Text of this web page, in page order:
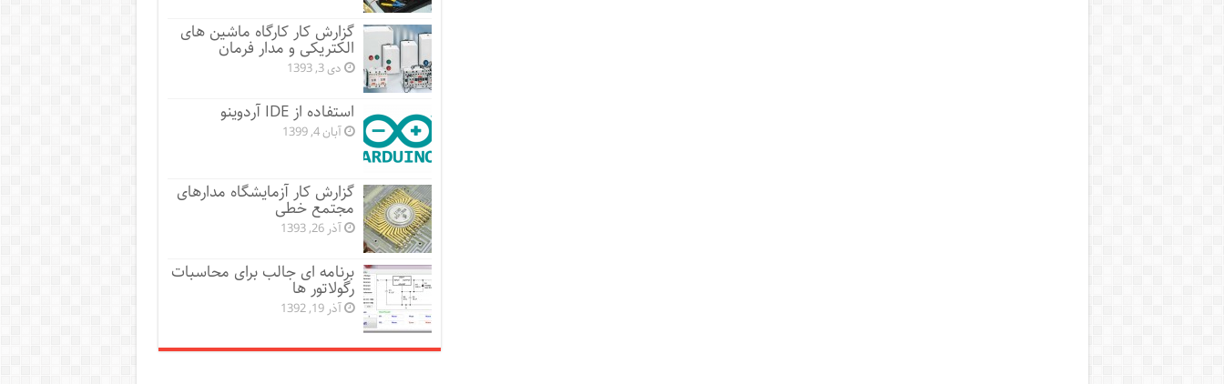
گزارش کار کارگاه ماشین های
الکتریکی و مدار فرمان
دی 3, 1393
استفاده از IDE آردوینو
آبان 4, 1399
گزارش کار آزمایشگاه مدارهای
مجتمع خطی
آذر 26, 1393
برنامه ای جالب برای محاسبات
رگولاتور ها
آذر 19, 1392